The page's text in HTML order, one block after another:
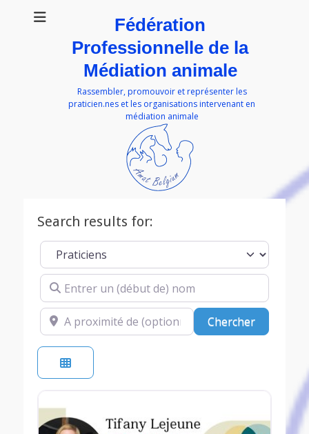
Fédération
Professionnelle de la
Médiation animale
Rassembler, promouvoir et représenter les
praticien.nes et les organisations intervenant en
médiation animale
Search results for:
Select search type
Entrer un (début de) nom
A proximité de (optionnel) ChercherChercher